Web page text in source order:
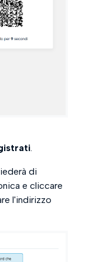
.
di
e cliccare
l'indirizzo